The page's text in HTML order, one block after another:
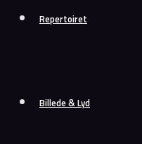
Repertoiret
Billede & Lyd